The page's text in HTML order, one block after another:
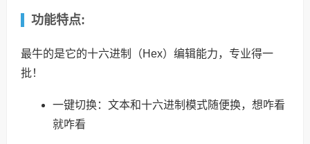
功能特点:
最牛的是它的十六进制（Hex）编辑能力，专业得一
批！
一键切换：文本和十六进制模式随便换，想咋看
就咋看